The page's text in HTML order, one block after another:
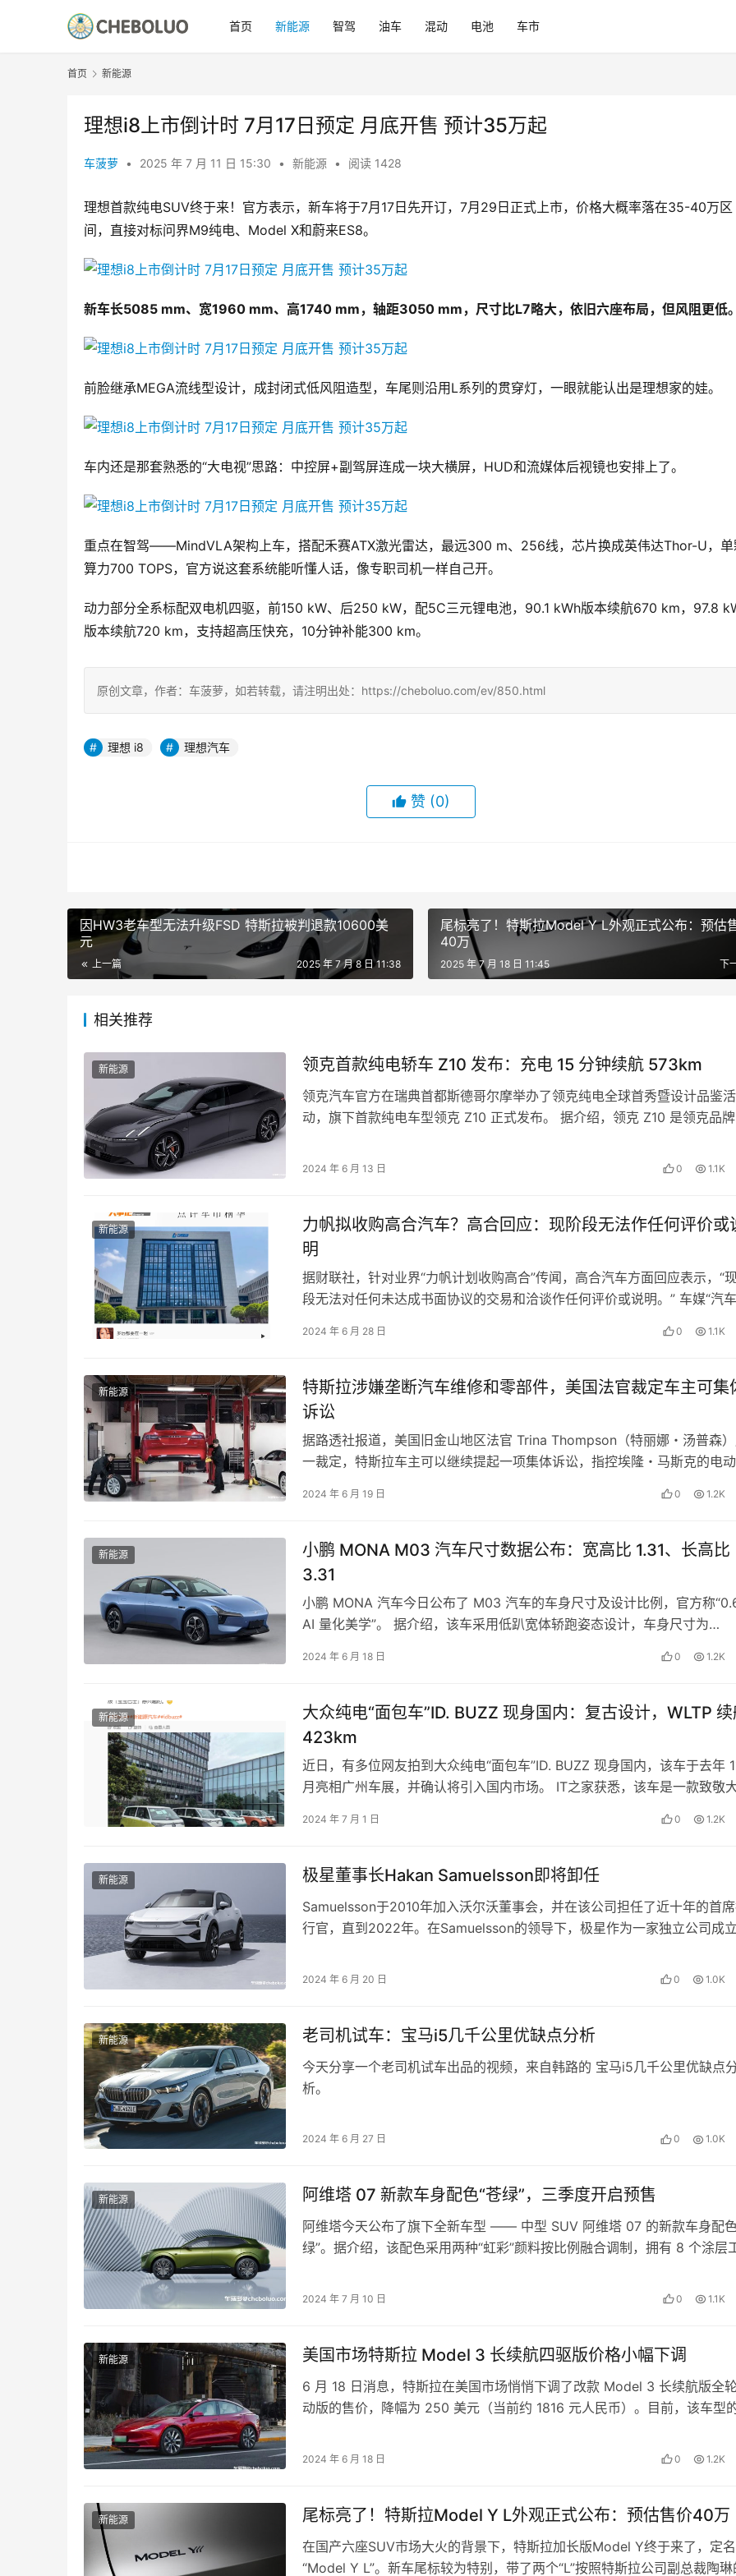
首页 新能源 智驾 油车 混动 电池 车市
首页 新能源
理想i8上市倒计时 7月17日预定 月底开售 预计35万起
车菠萝 • 2025 年 7 月 11 日 15:30 • 新能源 • 阅读 1428
理想首款纯电SUV终于来！官方表示，新车将于7月17日先开订，7月29日正式上市，价格大概率落在35-40万区
间，直接对标问界M9纯电、Model X和蔚来ES8。
新车长5085 mm、宽1960 mm、高1740 mm，轴距3050 mm，尺寸比L7略大，依旧六座布局，但风阻更低。
前脸继承MEGA流线型设计，成封闭式低风阻造型，车尾则沿用L系列的贯穿灯，一眼就能认出是理想家的娃。
车内还是那套熟悉的“大电视”思路：中控屏+副驾屏连成一块大横屏，HUD和流媒体后视镜也安排上了。
重点在智驾——MindVLA架构上车，搭配禾赛ATX激光雷达，最远300 m、256线，芯片换成英伟达Thor-U，单
算力700 TOPS，官方说这套系统能听懂人话，像专职司机一样自己开。
动力部分全系标配双电机四驱，前150 kW、后250 kW，配5C三元锂电池，90.1 kWh版本续航670 km，97.8
版本续航720 km，支持超高压快充，10分钟补能300 km。
原创文章，作者：车菠萝，如若转载，请注明出处：https://cheboluo.com/ev/850.html
理想 i8 理想汽车
赞 (0)
因HW3老车型无法升级FSD 特斯拉被判退款10600美
元
上一篇 2025 年 7 月 8 日 11:38
尾标亮了！特斯拉Model Y L外观正式公布：预估
40万
下
2025 年 7 月 18 日 11:45
相关推荐
新能源 领克首款纯电轿车 Z10 发布：充电 15 分钟续航 573km
领克汽车官方在瑞典首都斯德哥尔摩举办了领克纯电全球首秀暨设计品鉴活
动，旗下首款纯电车型领克 Z10 正式发布。 据介绍，领克 Z10 是领克品牌
2024 年 6 月 13 日 0 1.1K
新能源
力帆拟收购高合汽车？高合回应：现阶段无法作任何评价或
明
据财联社，针对业界“力帆计划收购高合”传闻，高合汽车方面回应表示，“
段无法对任何未达成书面协议的交易和洽谈作任何评价或说明。” 车媒“汽
2024 年 6 月 28 日 0 1.1K
新能源
特斯拉涉嫌垄断汽车维修和零部件，美国法官裁定车主可集
诉讼
据路透社报道，美国旧金山地区法官 Trina Thompson（特丽娜・汤普森
一裁定，特斯拉车主可以继续提起一项集体诉讼，指控埃隆・马斯克的电动
2024 年 6 月 19 日 0 1.2K
新能源
小鹏 MONA M03 汽车尺寸数据公布：宽高比 1.31、长高比
3.31
小鹏 MONA 汽车今日公布了 M03 汽车的车身尺寸及设计比例，官方称
AI 量化美学”。 据介绍，该车采用低趴宽体轿跑姿态设计，车身尺寸为
2024 年 6 月 18 日 0 1.2K
新能源
大众纯电“面包车”ID. BUZZ 现身国内：复古设计，WLTP
423km
近日，有多位网友拍到大众纯电“面包车”ID. BUZZ 现身国内，该车于去年
月亮相广州车展，并确认将引入国内市场。 IT之家获悉，该车是一款致敬
2024 年 7 月 1 日 0 1.2K
新能源 极星董事长Hakan Samuelsson即将卸任
Samuelsson于2010年加入沃尔沃董事会，并在该公司担任了近十年的首
行官，直到2022年。在Samuelsson的领导下，极星作为一家独立公司成
2024 年 6 月 20 日 0 1.0K
新能源 老司机试车：宝马i5几千公里优缺点分析
今天分享一个老司机试车出品的视频，来自韩路的 宝马i5几千公里优缺点
析。
2024 年 6 月 27 日 0 1.0K
新能源 阿维塔 07 新款车身配色“苍绿”，三季度开启预售
阿维塔今天公布了旗下全新车型 —— 中型 SUV 阿维塔 07 的新款车身配
绿”。据介绍，该配色采用两种“虹彩”颜料按比例融合调制，拥有 8 个涂层
2024 年 7 月 10 日 0 1.1K
新能源 美国市场特斯拉 Model 3 长续航四驱版价格小幅下调
6 月 18 日消息，特斯拉在美国市场悄悄下调了改款 Model 3 长续航版全
动版的售价，降幅为 250 美元（当前约 1816 元人民币）。目前，该车型
2024 年 6 月 18 日 0 1.2K
新能源 尾标亮了！特斯拉Model Y L外观正式公布：预估售价40万
在国产六座SUV市场大火的背景下，特斯拉加长版Model Y终于来了，定名
“Model Y L”。新车尾标较为特别，带了两个“L”按照特斯拉公司副总裁陶琳